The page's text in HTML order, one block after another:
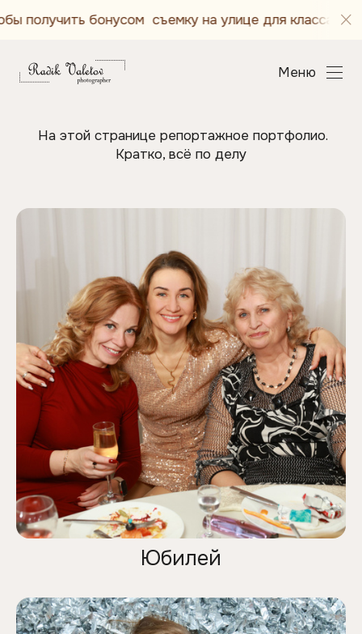
бонусом съемку на улице для класса или группы
Меню
На этой странице репортажное портфолио.
Кратко, всё по делу
Юбилей